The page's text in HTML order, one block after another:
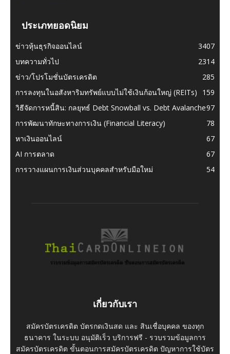
ประเภทยอดนิยม
ข่าวหุ้นธุรกิจออนไลน์
3407
บทความทั่วไป
2314
ข่าว/โปรโมชั่นบัตรเครดิต
285
การลงทุนในอสังหาริมทรัพย์แบบไม่ใช้เงินก้อนใหญ่ (REITs)
159
วิธีจัดการหนี้สิน: กลยุทธ์ Debt Snowball vs. Debt Avalanche97
การพัฒนาทักษะทางการเงิน (Financial Literacy)
78
หาเงินออนไลน์
67
AI การตลาด
67
การวางแผนการเงินส่วนบุคคลสำหรับมือใหม่
54
เกี่ยวกับเรา
สมัครบัตรเครดิต บัตรกดเงินสด และ สินเชื่อบุคคล ของทุก
ธนาคาร ในระบบ อนุมัติเร็ว บริการฟรี - รวบรวมข้อมูลการ
สมัครบัตรเครดิต ขั้นตอนการสมัครบัตรเครดิต ปัญหาการใช้บัตร